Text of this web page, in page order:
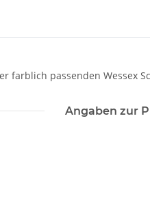
passenden Wessex
Angaben zur